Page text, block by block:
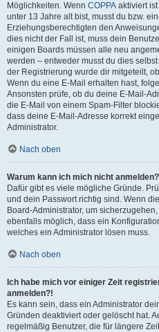
Möglichkeiten. Wenn COPPA aktiviert
unter 13 Jahre alt bist, musst du bzw.
Erziehungsberechtigten den
dies nicht der Fall ist, muss dein
einigen Boards müssen alle neu
werden – entweder musst du dies
der Registrierung wurde dir mitgeteilt,
Wenn du eine E-Mail erhalten hast,
Ansonsten prüfe, ob du deine E-Mail-
die E-Mail von einem Spam-Filter
dass deine E-Mail-Adresse korrekt
Administrator.
Nach oben
Warum kann ich mich nicht anmelden?
Dafür gibt es viele mögliche Gründe.
und dein Passwort richtig sind. Wenn
Board-Administrator, um
ebenfalls möglich, dass ein
welches ein Administrator lösen muss.
Nach oben
Ich habe mich vor einiger Zeit
anmelden?!
Es kann sein, dass ein Administrator
Gründen deaktiviert oder gelöscht hat.
regelmäßig Benutzer, die für längere